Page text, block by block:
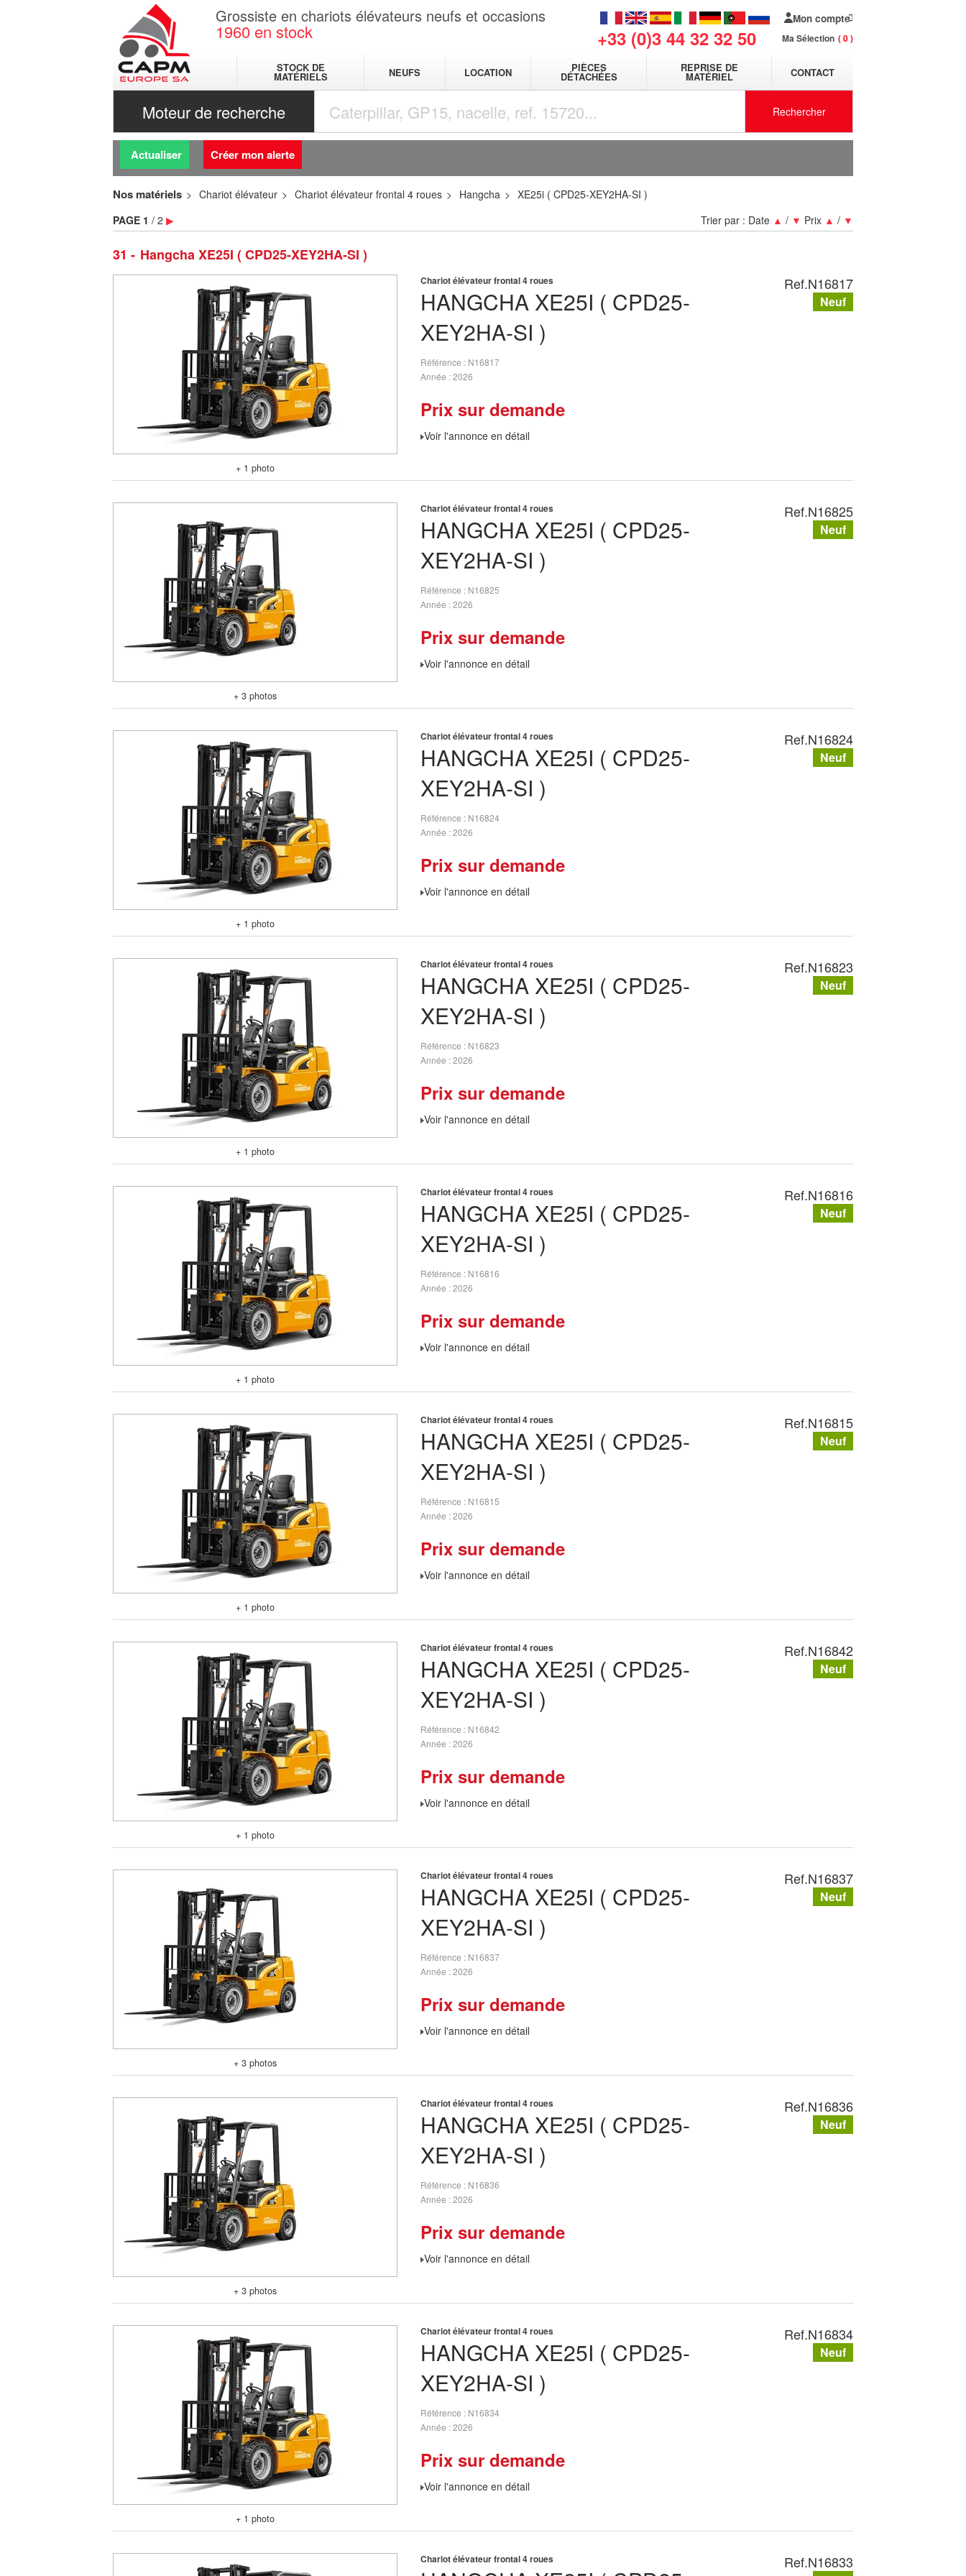
Grossiste en chariots élévateurs neufs et occasions
1960 en stock +33 (0)3 44 32 32 50
Mon compte
Ma Sélection 0
STOCK DE
MATÉRIELS NEUFS LOCATION PIÈCES
DÉTACHÉES
REPRISE DE
MATÉRIEL CONTACT
Moteur de recherche Rechercher
Actualiser Créer mon alerte
Nos matériels Chariot élévateur Chariot élévateur frontal 4 roues Hangcha XE25i ( CPD25-XEY2HA-SI )
31 Hangcha XE25I ( CPD25-XEY2HA-SI )
Trier par : Date ▲ / ▼ Prix ▲ / ▼
PAGE 1 / 2 ▶
+ 1 photo
HANGCHA XE25I ( CPD25-
XEY2HA-SI )
Chariot élévateur frontal 4 roues
Référence
N16817
Année 2026
Prix sur demande
Voir l'annonce en détail
Ref.N16817
Neuf
+ 3 photos
HANGCHA XE25I ( CPD25-
XEY2HA-SI )
Chariot élévateur frontal 4 roues
Référence
N16825
Année 2026
Prix sur demande
Voir l'annonce en détail
Ref.N16825
Neuf
+ 1 photo
HANGCHA XE25I ( CPD25-
XEY2HA-SI )
Chariot élévateur frontal 4 roues
Référence
N16824
Année 2026
Prix sur demande
Voir l'annonce en détail
Ref.N16824
Neuf
+ 1 photo
HANGCHA XE25I ( CPD25-
XEY2HA-SI )
Chariot élévateur frontal 4 roues
Référence
N16823
Année 2026
Prix sur demande
Voir l'annonce en détail
Ref.N16823
Neuf
+ 1 photo
HANGCHA XE25I ( CPD25-
XEY2HA-SI )
Chariot élévateur frontal 4 roues
Référence
N16816
Année 2026
Prix sur demande
Voir l'annonce en détail
Ref.N16816
Neuf
+ 1 photo
HANGCHA XE25I ( CPD25-
XEY2HA-SI )
Chariot élévateur frontal 4 roues
Référence
N16815
Année 2026
Prix sur demande
Voir l'annonce en détail
Ref.N16815
Neuf
+ 1 photo
HANGCHA XE25I ( CPD25-
XEY2HA-SI )
Chariot élévateur frontal 4 roues
Référence
N16842
Année 2026
Prix sur demande
Voir l'annonce en détail
Ref.N16842
Neuf
+ 3 photos
HANGCHA XE25I ( CPD25-
XEY2HA-SI )
Chariot élévateur frontal 4 roues
Référence
N16837
Année 2026
Prix sur demande
Voir l'annonce en détail
Ref.N16837
Neuf
+ 3 photos
HANGCHA XE25I ( CPD25-
XEY2HA-SI )
Chariot élévateur frontal 4 roues
Référence
N16836
Année 2026
Prix sur demande
Voir l'annonce en détail
Ref.N16836
Neuf
+ 1 photo
HANGCHA XE25I ( CPD25-
XEY2HA-SI )
Chariot élévateur frontal 4 roues
Référence
N16834
Année 2026
Prix sur demande
Voir l'annonce en détail
Ref.N16834
Neuf
Chariot élévateur frontal 4 roues Ref.N16833